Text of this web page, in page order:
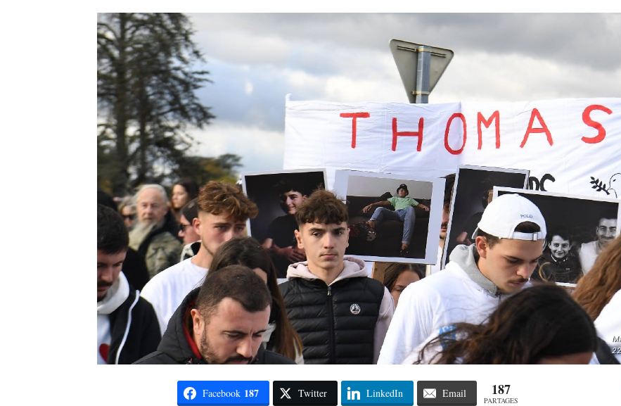
Facebook 187 Twitter LinkedIn Email 187
PARTAGES